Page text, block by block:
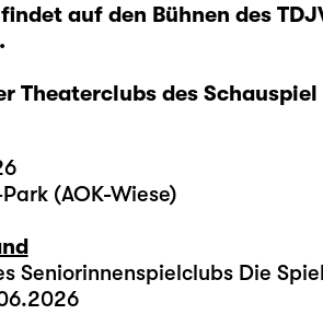
auf den Bühnen des
Theaterclubs des
(AOK-Wiese)
Seniorinnenspielclubs Die